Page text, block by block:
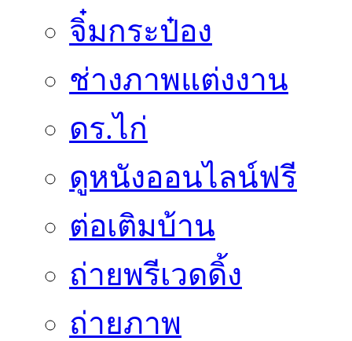
จิ๋มกระป๋อง
ช่างภาพแต่งงาน
ดร.ไก่
ดูหนังออนไลน์ฟรี
ต่อเติมบ้าน
ถ่ายพรีเวดดิ้ง
ถ่ายภาพ